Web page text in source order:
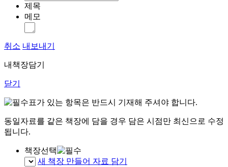
제목
메모
취소 내보내기
내책장담기
닫기
표가 있는 항목은 반드시 기재해 주셔야 합니다.
동일자료를 같은 책장에 담을 경우 담은 시점만 최신으로 수정
됩니다.
책장선택
새 책장 만들어 자료 담기